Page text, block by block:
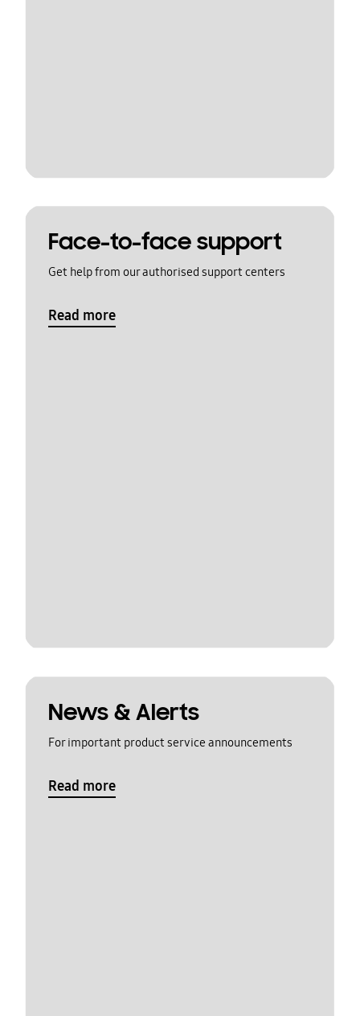
Face-to-face support
Get help from our authorised support centers
Read more
News & Alerts
For important product service announcements
Read more